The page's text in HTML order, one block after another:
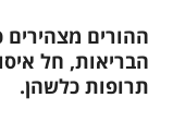
ההורים
הבריאות, חל
תרופות כלשהן.